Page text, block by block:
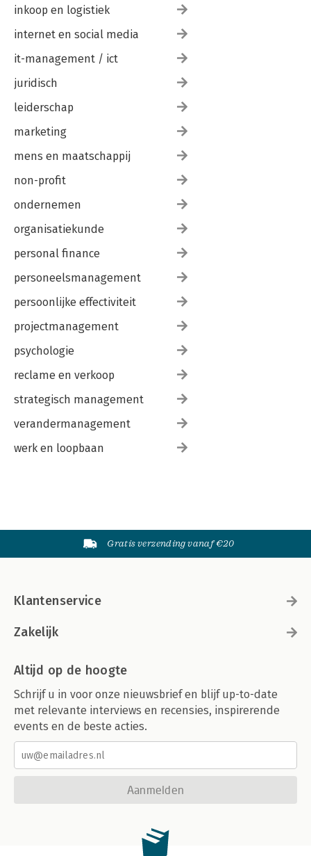
inkoop en logistiek
internet en social media
it-management / ict
juridisch
leiderschap
marketing
mens en maatschappij
non-profit
ondernemen
organisatiekunde
personal finance
personeelsmanagement
persoonlijke effectiviteit
projectmanagement
psychologie
reclame en verkoop
strategisch management
verandermanagement
werk en loopbaan
Gratis verzending vanaf €20
Klantenservice
Zakelijk
Altijd op de hoogte
Schrijf u in voor onze nieuwsbrief en blijf up-to-date
met relevante interviews en recensies, inspirerende
events en de beste acties.
Aanmelden